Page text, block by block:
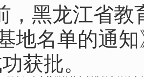
，黑龙江省
地名单的通
获批。